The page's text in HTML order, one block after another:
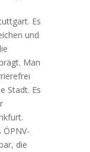
Es
und
Man
Stadt. Es
die